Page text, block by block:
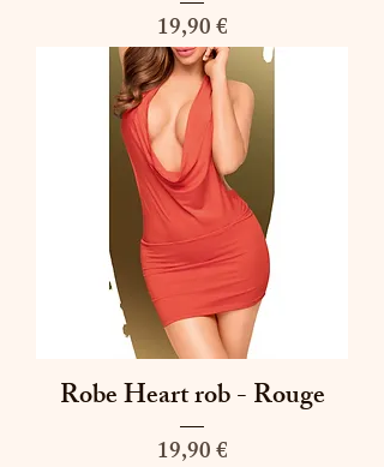
Prix
19,90 €
Robe Heart rob - Rouge
Prix
19,90 €